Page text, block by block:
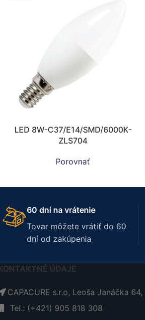
LED 8W-C37/E14/SMD/6000K-
ZLS704
Porovnať
60 dní na vrátenie
Tovar môžete vrátiť do 60
dní od zakúpenia
ÚDAJE
CAPACURE s.r.o, Leoša Janáčka 64,
Tel.: (+421) 905 818 308